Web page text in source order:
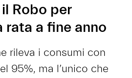
Robo per
rata a fine anno
rileva i consumi con
95%, ma l’unico che